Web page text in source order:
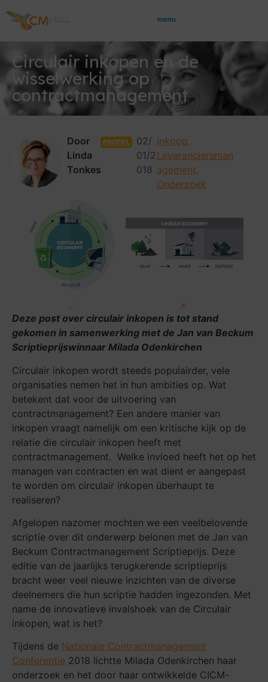
Circulair inkopen en de
wisselwerking op
contractmanagement
Door
Linda
Tonkes
PROFIEL
02/
01/2
018
Inkoop,
Leveranciersman
agement,
Onderzoek
Deze post over circulair inkopen is tot stand
gekomen in samenwerking met de Jan van Beckum
Scriptieprijswinnaar Milada Odenkirchen
Circulair inkopen wordt steeds populairder, vele
organisaties nemen het in hun ambities op. Wat
betekent dat voor de uitvoering van
contractmanagement? Een andere manier van
inkopen vraagt namelijk om een kritische kijk op de
relatie die circulair inkopen heeft met
contractmanagement. Welke invloed heeft het op het
managen van contracten en wat dient er aangepast
te worden om circulair inkopen überhaupt te
realiseren?
Afgelopen nazomer mochten we een veelbelovende
scriptie over dit onderwerp belonen met de Jan van
Beckum Contractmanagement Scriptieprijs. Deze
editie van de jaarlijks terugkerende scriptieprijs
bracht weer veel nieuwe inzichten van de diverse
deelnemers die hun scriptie hadden ingezonden. Met
name de innovatieve invalshoek van de Circulair
inkopen, wat is het?
Tijdens de Nationale Contractmanagement
Conferentie 2018 lichtte Milada Odenkirchen haar
onderzoek en het door haar ontwikkelde CICM-